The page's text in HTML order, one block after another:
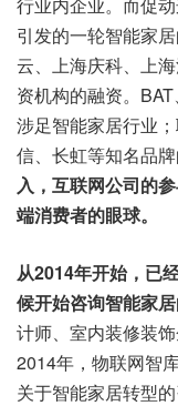
引发的一轮智能家
云、上海庆科、上
资机构的融资。
涉足智能家居行业
信、长虹等知名品牌
入，互联网公司的
端消费者的眼球。
从2014年开始，已
候开始咨询智能家居
计师、室内装修装
2014年，物联网智
关于智能家居转型